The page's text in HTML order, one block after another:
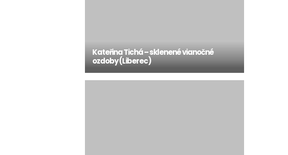
Kateřina Tichá – sklenené vianočné
ozdoby (Liberec)